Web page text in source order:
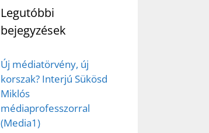
Legutóbbi
bejegyzések
Új médiatörvény, új
korszak? Interjú Sükösd
Miklós
médiaprofesszorral
(Media1)